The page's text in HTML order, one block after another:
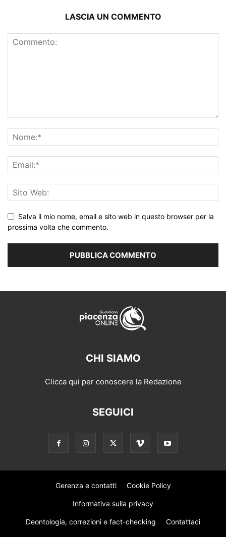
LASCIA UN COMMENTO
Salva il mio nome, email e sito web in questo browser per la
prossima volta che commento.
CHI SIAMO
Clicca qui per conoscere la Redazione
SEGUICI
Gerenza e contatti Cookie Policy
Informativa sulla privacy
Deontologia, correzioni e fact-checking Contattaci